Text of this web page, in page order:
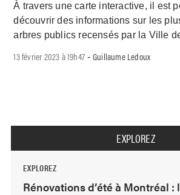
À travers une carte interactive, il est
découvrir des informations sur les
arbres publics recensés par la Ville
13 février 2023 à 19h47 -Guillaume Ledoux
EXPLOREZ
EXPLOREZ
Rénovations d’été à Montréal :